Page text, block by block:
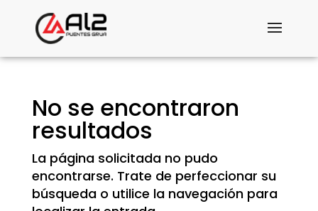
No se encontraron
resultados
La página solicitada no pudo
encontrarse. Trate de perfeccionar su
búsqueda o utilice la navegación para